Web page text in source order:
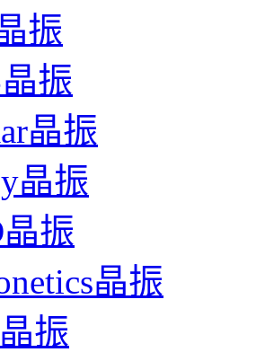
振
振
晶振
晶振
振
晶振
振